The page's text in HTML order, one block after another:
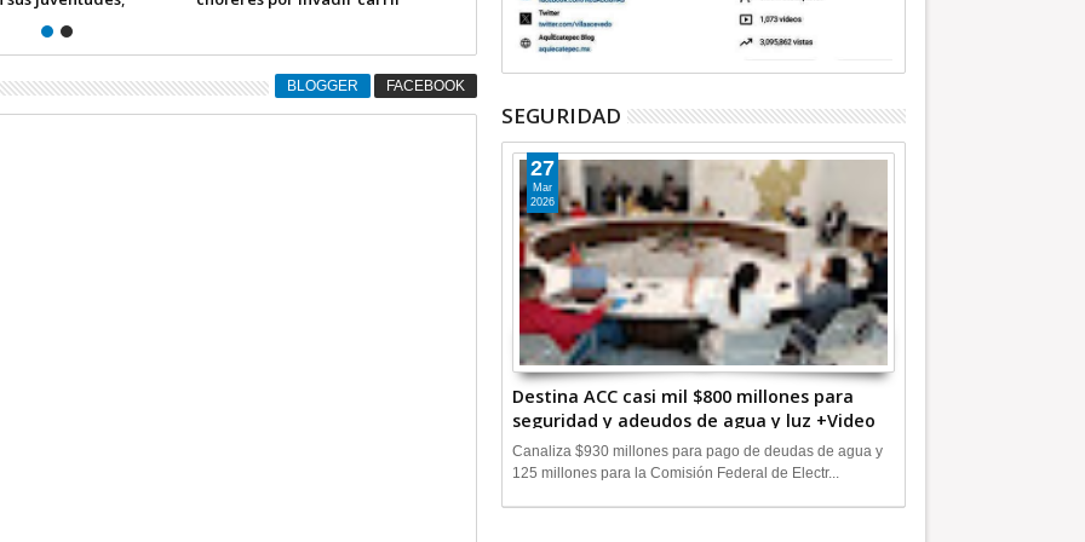
Niños) +Video
BLOGGER FACEBOOK
SEGURIDAD
Destina ACC casi mil $800 millones para
seguridad y adeudos de agua y luz +Video
27
Mar
2026
Canaliza $930 millones para pago de deudas de agua y
125 millones para la Comisión Federal de Electr...